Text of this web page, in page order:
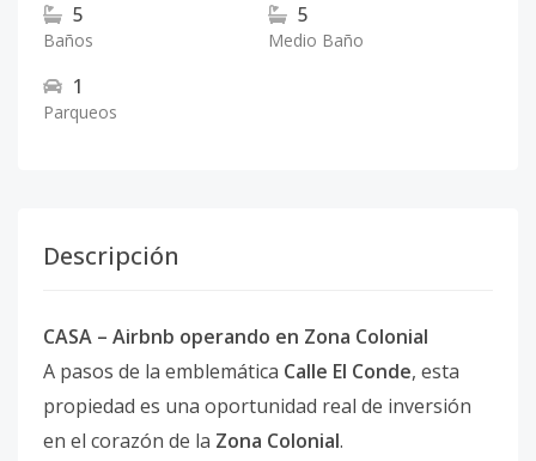
5
Baños
5
Medio Baño
1
Parqueos
Descripción
CASA – Airbnb operando en Zona Colonial
A pasos de la emblemática Calle El Conde, esta
propiedad es una oportunidad real de inversión
en el corazón de la Zona Colonial.